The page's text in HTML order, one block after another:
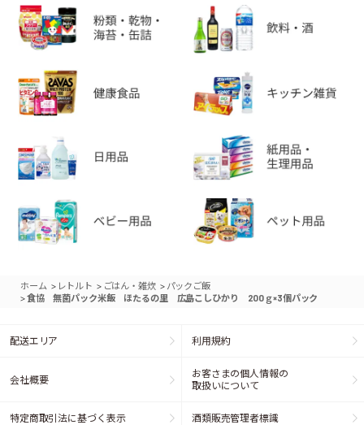
ホーム > レトルト > ごはん・雑炊 > パックご飯
>食協 無菌パック米飯 ほたるの里 広島こしひかり 200ｇ×3個パック
配送エリア 利用規約
会社概要
お客さまの個人情報の
取扱いについて
特定商取引法に基づく表示 酒類販売管理者標識